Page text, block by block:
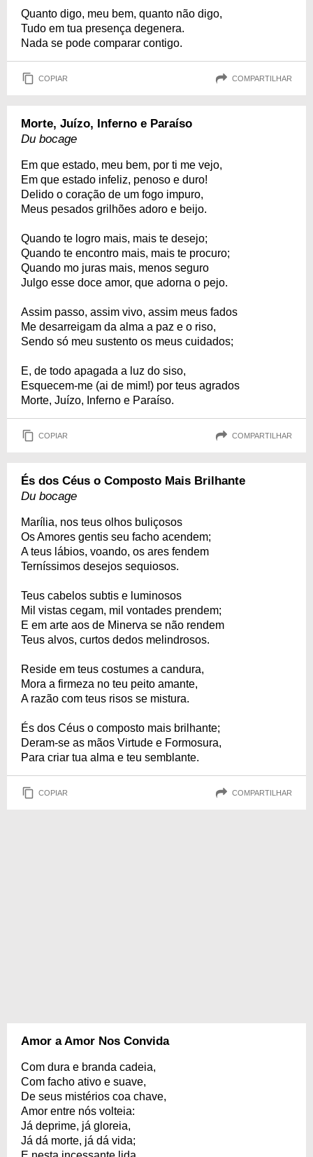
Quanto digo, meu bem, quanto não digo,
Tudo em tua presença degenera.
Nada se pode comparar contigo.
COPIAR COMPARTILHAR
Morte, Juízo, Inferno e Paraíso
Du bocage
Em que estado, meu bem, por ti me vejo,
Em que estado infeliz, penoso e duro!
Delido o coração de um fogo impuro,
Meus pesados grilhões adoro e beijo.
Quando te logro mais, mais te desejo;
Quando te encontro mais, mais te procuro;
Quando mo juras mais, menos seguro
Julgo esse doce amor, que adorna o pejo.
Assim passo, assim vivo, assim meus fados
Me desarreigam da alma a paz e o riso,
Sendo só meu sustento os meus cuidados;
E, de todo apagada a luz do siso,
Esquecem-me (ai de mim!) por teus agrados
Morte, Juízo, Inferno e Paraíso.
COPIAR COMPARTILHAR
És dos Céus o Composto Mais Brilhante
Du bocage
Marília, nos teus olhos buliçosos
Os Amores gentis seu facho acendem;
A teus lábios, voando, os ares fendem
Terníssimos desejos sequiosos.
Teus cabelos subtis e luminosos
Mil vistas cegam, mil vontades prendem;
E em arte aos de Minerva se não rendem
Teus alvos, curtos dedos melindrosos.
Reside em teus costumes a candura,
Mora a firmeza no teu peito amante,
A razão com teus risos se mistura.
És dos Céus o composto mais brilhante;
Deram-se as mãos Virtude e Formosura,
Para criar tua alma e teu semblante.
COPIAR COMPARTILHAR
Amor a Amor Nos Convida
Com dura e branda cadeia,
Com facho ativo e suave,
De seus mistérios coa chave,
Amor entre nós volteia:
Já deprime, já gloreia,
Já dá morte, já dá vida;